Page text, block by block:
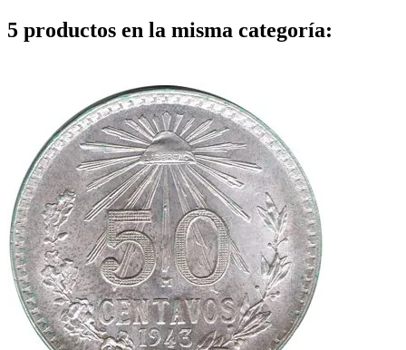
5 productos en la misma categoría: